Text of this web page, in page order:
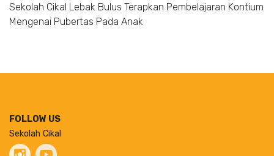
Sekolah Cikal Lebak Bulus Terapkan Pembelajaran Kontium
Mengenai Pubertas Pada Anak
FOLLOW US
Sekolah Cikal